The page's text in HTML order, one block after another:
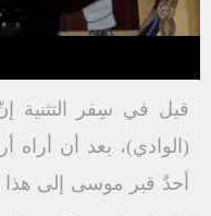
قيل في سِفر التثنية
(الوادي)، بعد أن